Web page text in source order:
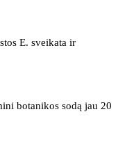
E. sveikata ir
botanikos sodą jau 20